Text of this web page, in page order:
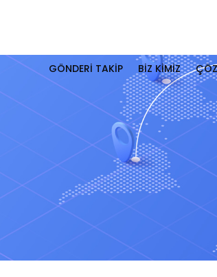
GÖNDERİ TAKİP BİZ KİMİZ